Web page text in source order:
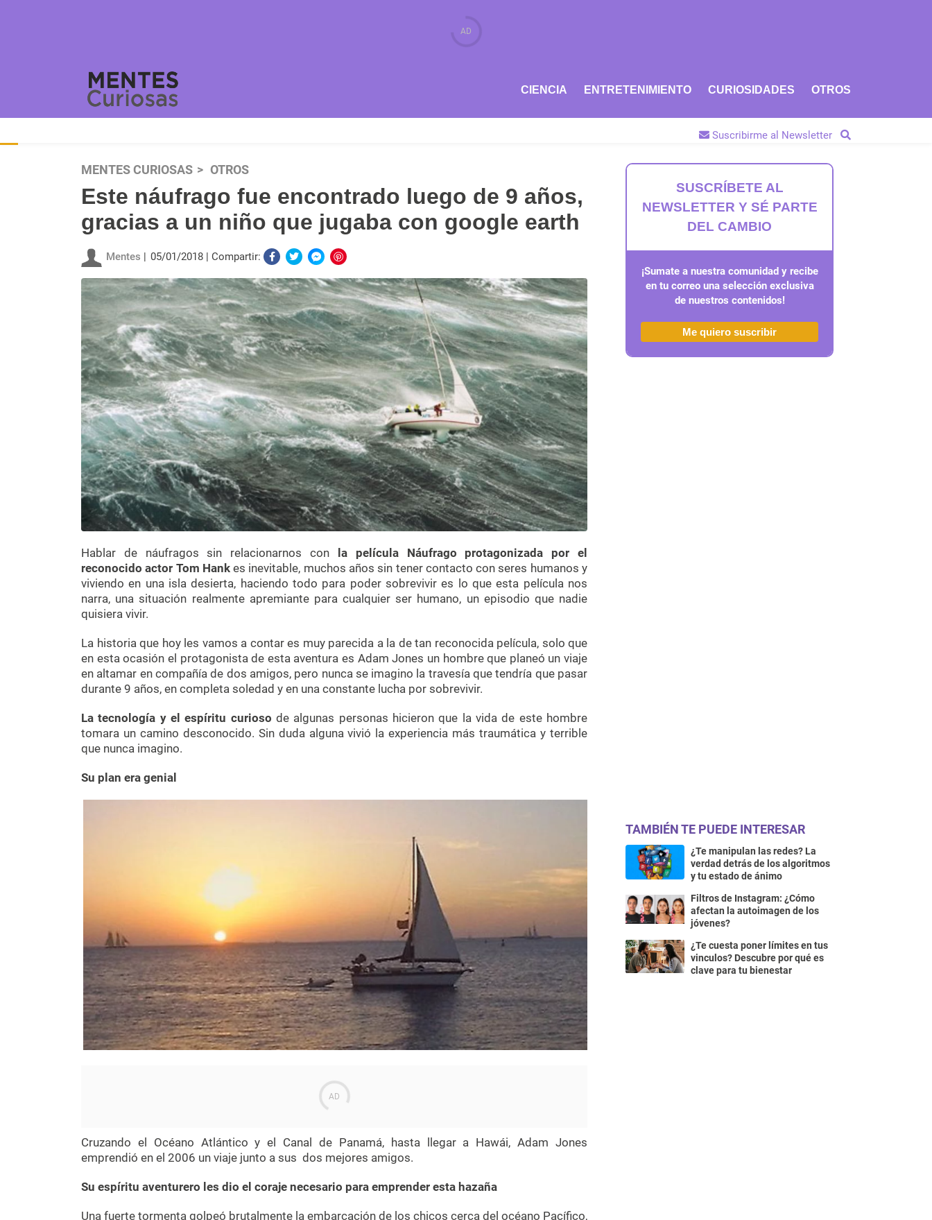
CIENCIA ENTRETENIMIENTO CURIOSIDADES OTROS
Suscribirme al Newsletter
MENTES CURIOSAS OTROS
Este náufrago fue encontrado luego de 9 años,
gracias a un niño que jugaba con google earth
Mentes 05/01/2018 Compartir:
Hablar de náufragos sin relacionarnos con
la película Náufrago protagonizada por el
reconocido actor Tom Hankes inevitable, muchos años sin tener contacto con seres humanos y
viviendo en una isla desierta, haciendo todo para poder sobrevivir es lo que esta película nos
narra, una situación realmente apremiante para cualquier ser humano, un episodio que nadie
quisiera vivir.
La historia que hoy les vamos a contar es muy parecida a la de tan reconocida película, solo que
en esta ocasión el protagonista de esta aventura es Adam Jones un hombre que planeó un viaje
en altamar en compañía de dos amigos, pero nunca se imagino la travesía que tendría que pasar
durante 9 años, en completa soledad y en una constante lucha por sobrevivir.
La tecnología y el espíritu curioso de algunas personas hicieron que la vida de este hombre
tomara un camino desconocido. Sin duda alguna vivió la experiencia más traumática y terrible
que nunca imagino.
Su plan era genial
Cruzando el Océano Atlántico y el Canal de Panamá, hasta llegar a Hawái, Adam Jones
emprendió en el 2006 un viaje junto a sus dos mejores amigos.
Su espíritu aventurero les dio el coraje necesario para emprender esta hazaña
Una fuerte tormenta golpeó brutalmente la embarcación de los chicos cerca del océano Pacífico,
SUSCRÍBETE AL
NEWSLETTER Y SÉ PARTE
DEL CAMBIO
¡Sumate a nuestra comunidad y recibe
en tu correo una selección exclusiva
de nuestros contenidos!
Me quiero suscribir
TAMBIÉN TE PUEDE INTERESAR
¿Te manipulan las redes? La
verdad detrás de los algoritmos
y tu estado de ánimo
Filtros de Instagram: ¿Cómo
afectan la autoimagen de los
jóvenes?
¿Te cuesta poner límites en tus
vinculos? Descubre por qué es
clave para tu bienestar